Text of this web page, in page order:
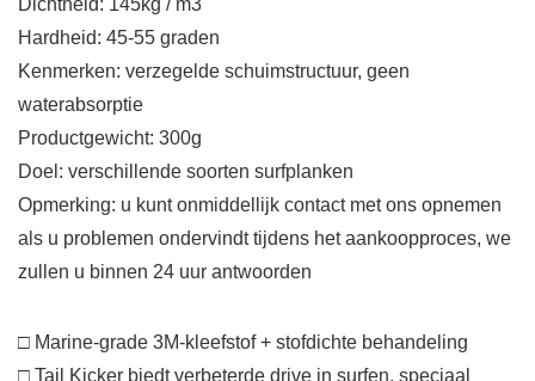
Dichtheid: 145kg / m3
Hardheid: 45-55 graden
Kenmerken: verzegelde schuimstructuur, geen
waterabsorptie
Productgewicht: 300g
Doel: verschillende soorten surfplanken
Opmerking: u kunt onmiddellijk contact met ons opnemen
als u problemen ondervindt tijdens het aankoopproces, we
zullen u binnen 24 uur antwoorden
□ Marine-grade 3M-kleefstof + stofdichte behandeling
□ Tail Kicker biedt verbeterde drive in surfen, speciaal